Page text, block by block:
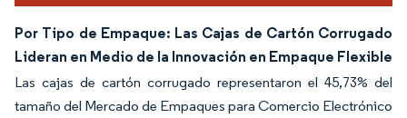
Por Tipo de Empaque: Las Cajas de Cartón Corrugado
Lideran en Medio de la Innovación en Empaque Flexible
Las cajas de cartón corrugado representaron el 45,73% del
tamaño del Mercado de Empaques para Comercio Electrónico